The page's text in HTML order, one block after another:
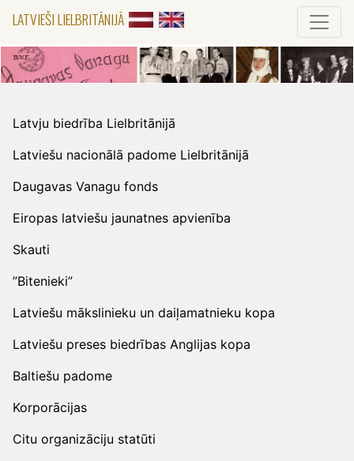
LATVIEŠI LIELBRITĀNIJĀ
Latvju biedrība Lielbritānijā
Latviešu nacionālā padome Lielbritānijā
Daugavas Vanagu fonds
Eiropas latviešu jaunatnes apvienība
Skauti
”Bitenieki”
Latviešu mākslinieku un daiļamatnieku kopa
Latviešu preses biedrības Anglijas kopa
Baltiešu padome
Korporācijas
Citu organizāciju statūti